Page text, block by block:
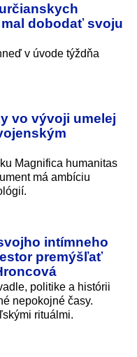
dobodať svoju
v úvode týždňa
vo vývoji umelej
Magnifica humanitas
má ambíciu
intímneho
premýšľať
politike a histórii
nepokojné časy.
rituálmi.